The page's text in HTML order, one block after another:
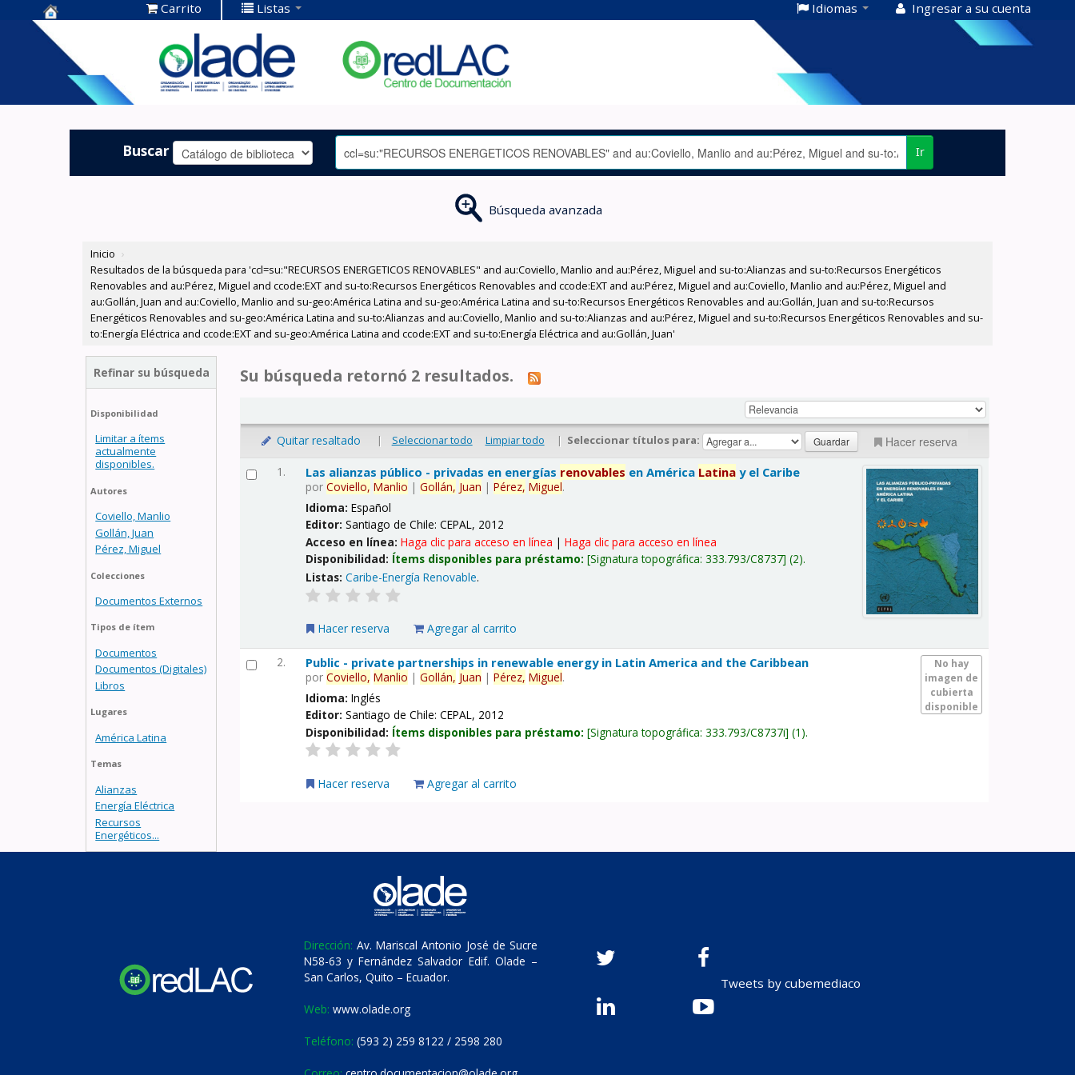
Centro de
Documentación
OLADE -
Carrito Listas Idiomas Ingresar a su cuenta
Buscar Ir
Búsqueda avanzada
Inicio ›
Resultados de la búsqueda para 'ccl=su:"RECURSOS ENERGETICOS RENOVABLES" and au:Coviello, Manlio and au:Pérez, Miguel and su-to:Alianzas and su-to:Recursos Energéticos
Renovables and au:Pérez, Miguel and ccode:EXT and su-to:Recursos Energéticos Renovables and ccode:EXT and au:Pérez, Miguel and au:Coviello, Manlio and au:Pérez, Miguel and
au:Gollán, Juan and au:Coviello, Manlio and su-geo:América Latina and su-geo:América Latina and su-to:Recursos Energéticos Renovables and au:Gollán, Juan and su-to:Recursos
Energéticos Renovables and su-geo:América Latina and su-to:Alianzas and au:Coviello, Manlio and su-to:Alianzas and au:Pérez, Miguel and su-to:Recursos Energéticos Renovables and su-
to:Energía Eléctrica and ccode:EXT and su-geo:América Latina and ccode:EXT and su-to:Energía Eléctrica and au:Gollán, Juan'
Refinar su búsqueda
Disponibilidad
Limitar a ítems
actualmente
disponibles.
Autores
Coviello, Manlio
Gollán, Juan
Pérez, Miguel
Colecciones
Documentos Externos
Tipos de ítem
Documentos
Documentos (Digitales)
Libros
Lugares
América Latina
Temas
Alianzas
Energía Eléctrica
Recursos
Energéticos...
Su búsqueda retornó 2 resultados.
Quitar resaltado | Seleccionar todo Limpiar todo | Seleccionar títulos para: Hacer reserva
1. Las alianzas público - privadas en energías renovables en América Latina y el Caribe
porCoviello, Manlio |Gollán, Juan |Pérez, Miguel.
Idioma:Español
Editor:Santiago de Chile: CEPAL, 2012
Acceso en línea:Haga clic para acceso en línea |Haga clic para acceso en línea
Disponibilidad: Ítems disponibles para préstamo: Signatura topográfica:333.793/C8737 (2).
Listas: Caribe-Energía Renovable.
Hacer reserva Agregar al carrito
2.
No hay
imagen de
cubierta
disponible
Public - private partnerships in renewable energy in Latin America and the Caribbean
porCoviello, Manlio |Gollán, Juan |Pérez, Miguel.
Idioma:Inglés
Editor:Santiago de Chile: CEPAL, 2012
Disponibilidad: Ítems disponibles para préstamo: Signatura topográfica:333.793/C8737i (1).
Hacer reserva Agregar al carrito
Dirección: Av. Mariscal Antonio José de Sucre
N58-63 y Fernández Salvador Edif. Olade –
San Carlos, Quito – Ecuador.
Web: www.olade.org
Teléfono: (593 2) 259 8122 / 2598 280
Tweets by cubemediaco